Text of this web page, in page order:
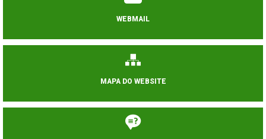
WEBMAIL
MAPA DO WEBSITE